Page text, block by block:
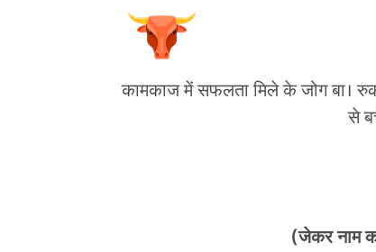
कामकाज में सफलता मिले के जोग बा।
से
(जेकर नाम